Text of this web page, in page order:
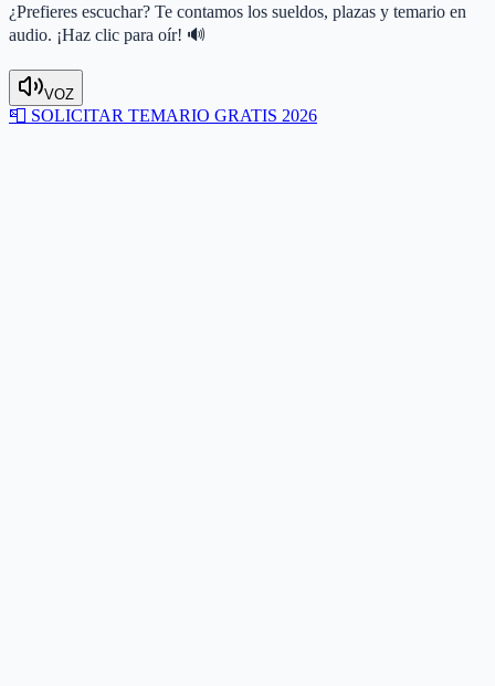
¿Prefieres escuchar? Te contamos los sueldos, plazas y temario en
audio. ¡Haz clic para oír! 🔊
VOZ
📮 SOLICITAR TEMARIO GRATIS 2026